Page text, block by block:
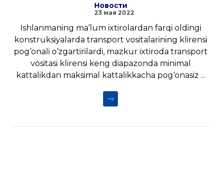
Новости
23 мая 2022
Ishlanmaning ma’lum ixtirolardan farqi oldingi
konstruksiyalarda transport vositalarining klirensi
pog‘onali o‘zgartirilardi, mazkur ixtiroda transport
vositasi klirensi keng diapazonda minimal
kattalikdan maksimal kattalikkacha pog‘onasiz ...